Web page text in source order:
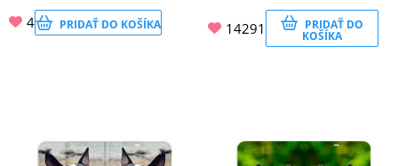
4 PRIDAŤ DO KOŠÍKA 14291 PRIDAŤ DO
KOŠÍKA